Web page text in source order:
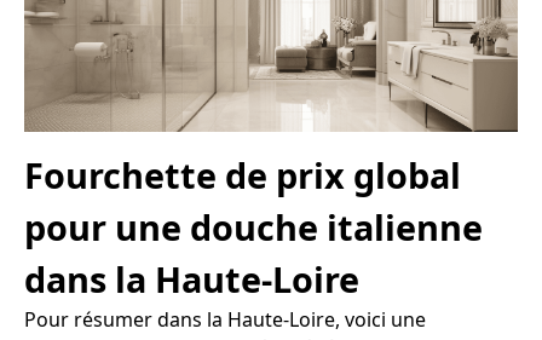
Fourchette de prix global
pour une douche italienne
dans la Haute-Loire
Pour résumer dans la Haute-Loire, voici une